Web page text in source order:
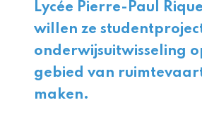
Lycée Pierre-Paul
willen ze
onderwijsuitwisseling
gebied van
maken.